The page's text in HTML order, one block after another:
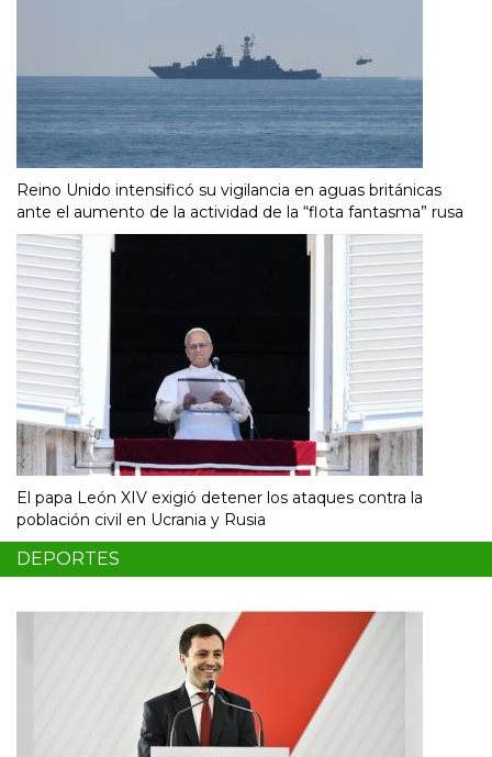
Reino Unido intensificó su vigilancia en aguas británicas
ante el aumento de la actividad de la “flota fantasma” rusa
El papa León XIV exigió detener los ataques contra la
población civil en Ucrania y Rusia
DEPORTES